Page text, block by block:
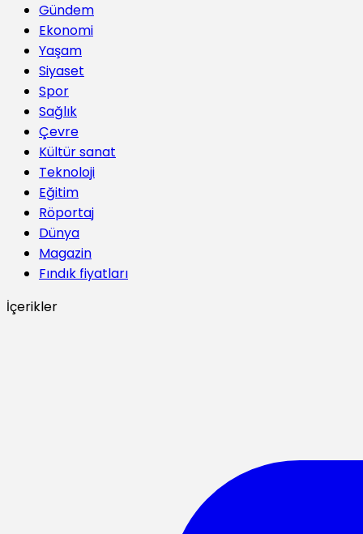
Gündem
Ekonomi
Yaşam
Siyaset
Spor
Sağlık
Çevre
Kültür sanat
Teknoloji
Eğitim
Röportaj
Dünya
Magazin
Fındık fiyatları
İçerikler